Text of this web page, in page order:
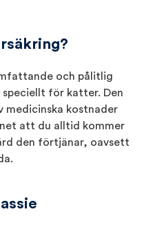
och pålitlig
för katter. Den
kostnader
att du alltid kommer
den förtjänar, oavsett